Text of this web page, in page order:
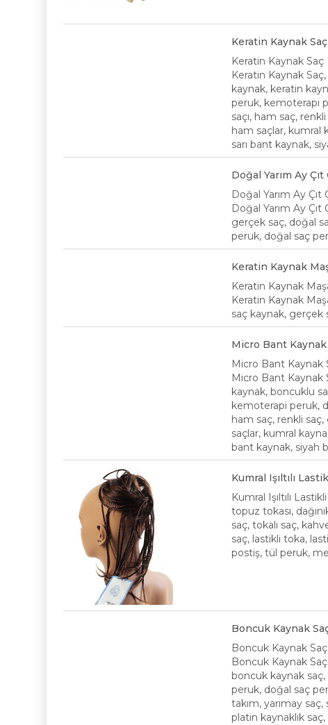
Keratin Kaynak Saç
Keratin Kaynak Saç
Keratin Kaynak
kaynak, keratin
peruk, kemoterapi
saçı, ham saç,
ham saçlar, kumral
sarı bant kaynak,
Doğal Yarım Ay Çıt
Doğal Yarım Ay Çıt
Doğal Yarım Ay Çıt
gerçek saç, doğal
peruk, doğal saç
Keratin Kaynak
Keratin Kaynak
Keratin Kaynak
saç kaynak, gerçek
Micro Bant Kaynak
Micro Bant Kaynak
Micro Bant Kaynak
kaynak, boncuklu
kemoterapi peruk,
ham saç, renkli saç,
saçlar, kumral
bant kaynak, siyah
Kumral Işıltılı
Kumral Işıltılı
topuz tokası,
saç, tokalı saç,
saç, lastikli toka,
postiş, tül peruk,
Boncuk Kaynak
Boncuk Kaynak Saç
Boncuk Kaynak
boncuk kaynak saç,
peruk, doğal saç
takım, yarımay
platin kaynaklık